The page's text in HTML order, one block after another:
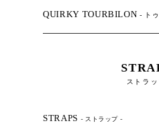
QUIRKY TOURBILON- ト
ストラ
STRAPS - ストラップ -